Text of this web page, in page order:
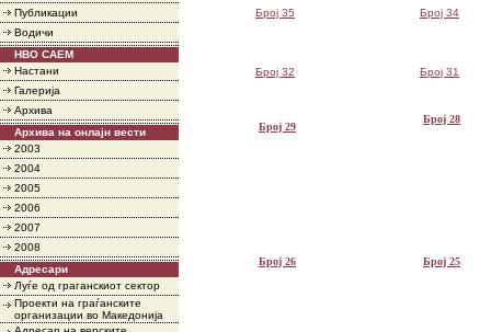
Публикации
Водичи
НВО САЕМ
Настани
Галерија
Архива
Архива на онлајн вести
2003
2004
2005
2006
2007
2008
Адресари
Луѓе од граганскиот сектор
Проекти на граѓанските
организации во Македонија
Број 35 Број 34
Број 32 Број 31
Број 29
Број 28
Број 26 Број 25